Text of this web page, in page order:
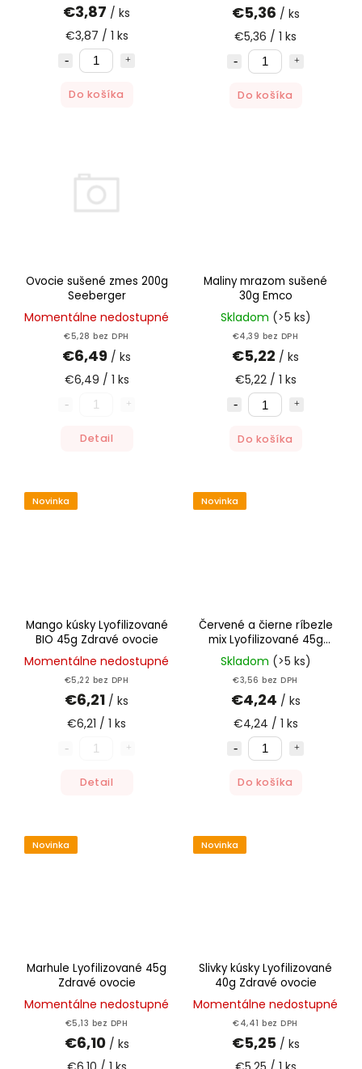
€3,87 / ks
€3,87 / 1 ks
Do košíka
€5,36 / ks
€5,36 / 1 ks
Do košíka
Ovocie sušené zmes 200g
Seeberger
Momentálne nedostupné
€5,28 bez DPH
€6,49 / ks
€6,49 / 1 ks
Detail
Maliny mrazom sušené
30g Emco
Skladom (>5 ks)
€4,39 bez DPH
€5,22 / ks
€5,22 / 1 ks
Do košíka
Novinka
Mango kúsky Lyofilizované
BIO 45g Zdravé ovocie
Momentálne nedostupné
€5,22 bez DPH
€6,21 / ks
€6,21 / 1 ks
Detail
Novinka
Červené a čierne ríbezle
mix Lyofilizované 45g
Zdravé ovocie
Skladom (>5 ks)
€3,56 bez DPH
€4,24 / ks
€4,24 / 1 ks
Do košíka
Novinka
Marhule Lyofilizované 45g
Zdravé ovocie
Momentálne nedostupné
€5,13 bez DPH
€6,10 / ks
Novinka
Slivky kúsky Lyofilizované
40g Zdravé ovocie
Momentálne nedostupné
€4,41 bez DPH
€5,25 / ks